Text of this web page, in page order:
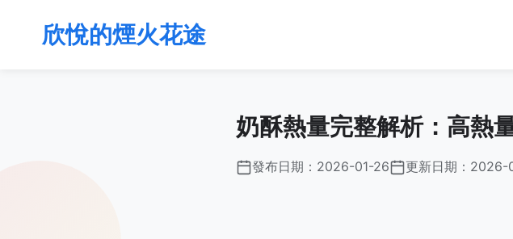
欣悅的煙火花途
奶酥熱量完整解析：高熱
發布日期： 2026-01-26 更新日期： 2026-